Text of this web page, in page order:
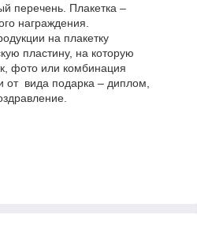
перечень. Плакетка –
награждения.
на плакетку
пластину, на которую
фото или комбинация
от вида подарка – диплом,